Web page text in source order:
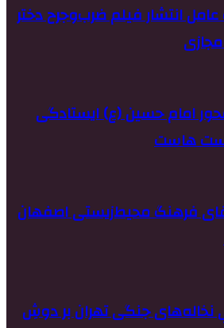
عامل انتشار فیلم ضرب‌وجرح دختر
امام حسین (ع) ایستادگی
هاست
فرهنگ محیط‌زیستی اصفهان
تنیِ نخاله‌های جنگی تهران بر دوشِ